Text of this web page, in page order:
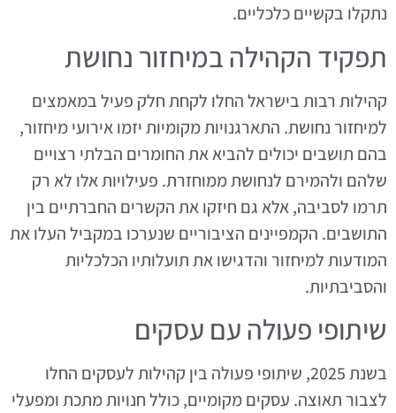
נתקלו בקשיים כלכליים.
תפקיד הקהילה במיחזור נחושת
קהילות רבות בישראל החלו לקחת חלק פעיל במאמצים
למיחזור נחושת. התארגנויות מקומיות יזמו אירועי מיחזור,
בהם תושבים יכולים להביא את החומרים הבלתי רצויים
שלהם ולהמירם לנחושת ממוחזרת. פעילויות אלו לא רק
תרמו לסביבה, אלא גם חיזקו את הקשרים החברתיים בין
התושבים. הקמפיינים הציבוריים שנערכו במקביל העלו את
המודעות למיחזור והדגישו את תועלותיו הכלכליות
והסביבתיות.
שיתופי פעולה עם עסקים
בשנת 2025, שיתופי פעולה בין קהילות לעסקים החלו
לצבור תאוצה. עסקים מקומיים, כולל חנויות מתכת ומפעלי